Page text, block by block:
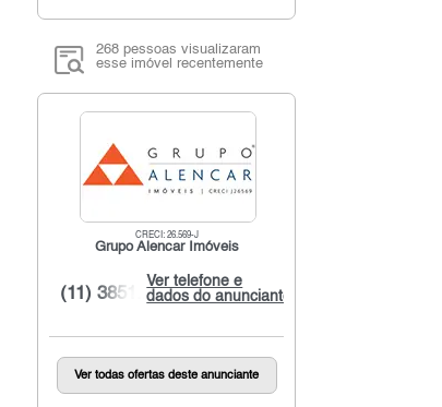
268 pessoas visualizaram
esse imóvel recentemente
CRECI: 26.569-J
Grupo Alencar Imóveis
Ver telefone e
dados do anunciante
(11) 3851...
Ver todas ofertas deste anunciante